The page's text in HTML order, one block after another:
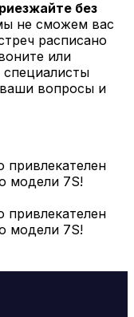
без
не сможем вас
расписано
или
специалисты
ваши вопросы и
привлекателен
модели 7S!
привлекателен
модели 7S!